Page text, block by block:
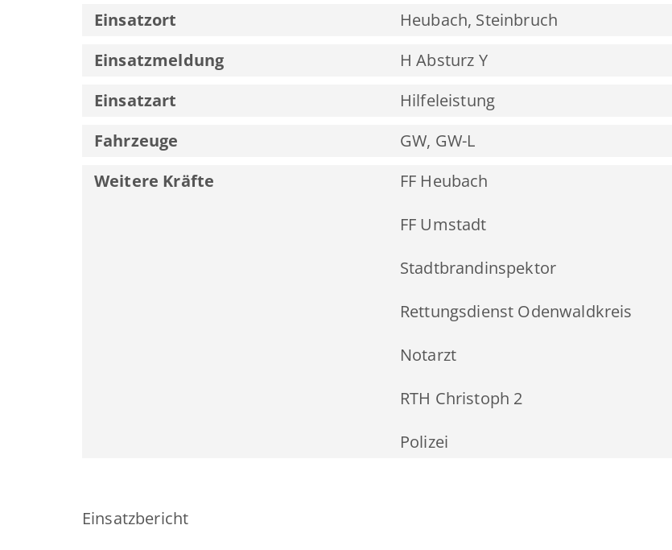
Einsatzort
Heubach, Steinbruch
Einsatzmeldung
H Absturz Y
Einsatzart
Hilfeleistung
Fahrzeuge
GW, GW-L
Weitere Kräfte
FF Heubach
FF Umstadt
Stadtbrandinspektor
Rettungsdienst Odenwaldkreis
Notarzt
RTH Christoph 2
Polizei
Einsatzbericht